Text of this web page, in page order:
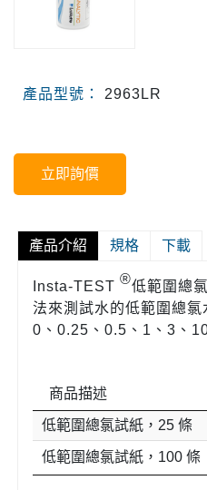
產品型號： 2963LR
立即詢價
產品介紹 規格 下載
Insta-TEST ®低範圍總
法來測試水的低範圍總氯
0、0.25、0.5、1、3、
商品描述
低範圍總氯試紙，25 條
低範圍總氯試紙，100 條